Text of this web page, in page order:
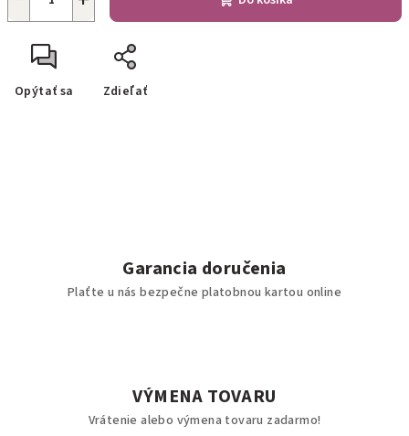
Opýtať sa Zdieľať
Garancia doručenia
Plaťte u nás bezpečne platobnou kartou online
VÝMENA TOVARU
Vrátenie alebo výmena tovaru zadarmo!